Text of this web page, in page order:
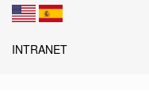
INTRANET